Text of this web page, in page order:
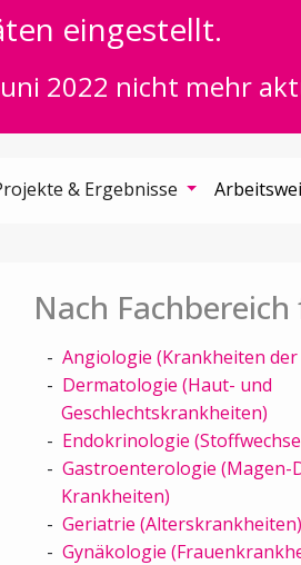
eingestellt.
2022 nicht mehr
& Ergebnisse
Nach
Angiologie (Krankheiten der
Dermatologie (Haut- und
Geschlechtskrankheiten)
Endokrinologie
Gastroenterologie (Magen-
Krankheiten)
Geriatrie (Alterskrankheiten)
Gynäkologie